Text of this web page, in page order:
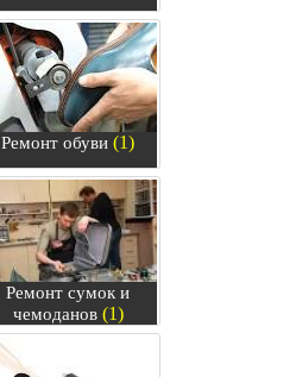
Ремонт обуви (1)
Ремонт сумок и
чемоданов(1)